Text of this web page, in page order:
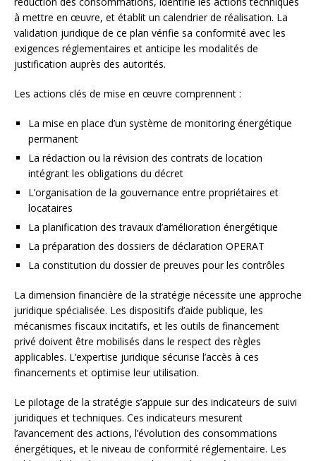
à mettre en œuvre, et établit un calendrier de réalisation. La
validation juridique de ce plan vérifie sa conformité avec les
exigences réglementaires et anticipe les modalités de
justification auprès des autorités.
Les actions clés de mise en œuvre comprennent :
La mise en place d’un système de monitoring énergétique
permanent
La rédaction ou la révision des contrats de location
intégrant les obligations du décret
L’organisation de la gouvernance entre propriétaires et
locataires
La planification des travaux d’amélioration énergétique
La préparation des dossiers de déclaration OPERAT
La constitution du dossier de preuves pour les contrôles
La dimension financière de la stratégie nécessite une approche
juridique spécialisée. Les dispositifs d’aide publique, les
mécanismes fiscaux incitatifs, et les outils de financement
privé doivent être mobilisés dans le respect des règles
applicables. L’expertise juridique sécurise l’accès à ces
financements et optimise leur utilisation.
Le pilotage de la stratégie s’appuie sur des indicateurs de suivi
juridiques et techniques. Ces indicateurs mesurent
l’avancement des actions, l’évolution des consommations
énergétiques, et le niveau de conformité réglementaire. Les